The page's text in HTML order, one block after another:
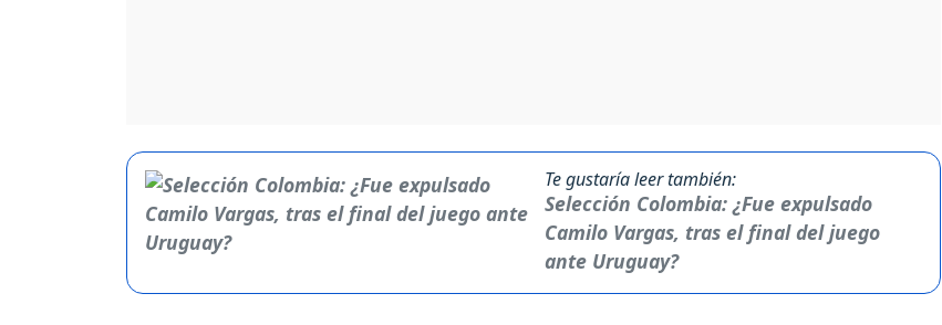
Te gustaría leer también:
Selección Colombia: ¿Fue expulsado
Camilo Vargas, tras el final del juego
ante Uruguay?